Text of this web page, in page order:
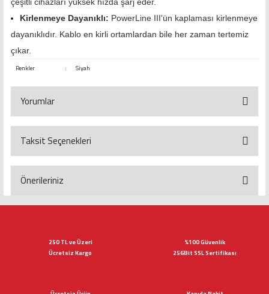
Kirlenmeye Dayanıklı: PowerLine III'ün kaplaması kirlenmeye
dayanıklıdır. Kablo en kirli ortamlardan bile her zaman tertemiz
çıkar.
Renkler
: Siyah
Yorumlar
Bu ürüne ilk yorumu siz yapın!
Taksit Seçenekleri
Önerileriniz
250 TL ve Üzeri
Ücretsiz Kargo
%100 Güvenlik
256Bit SSL Sertifikası